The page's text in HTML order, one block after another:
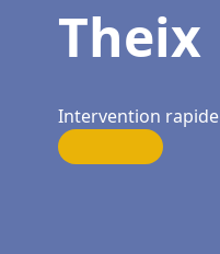
Theix
Intervention rapide